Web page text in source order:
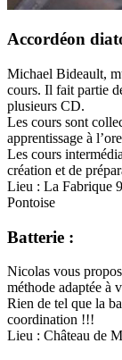
Accordéon
Michael Bideault,
cours. Il fait partie
plusieurs CD.
Les cours sont
apprentissage à
Les cours
création et de
Lieu : La Fabrique
Pontoise
Batterie :
Nicolas vous
méthode adaptée à
Rien de tel que la
coordination !!!
Lieu : Château de